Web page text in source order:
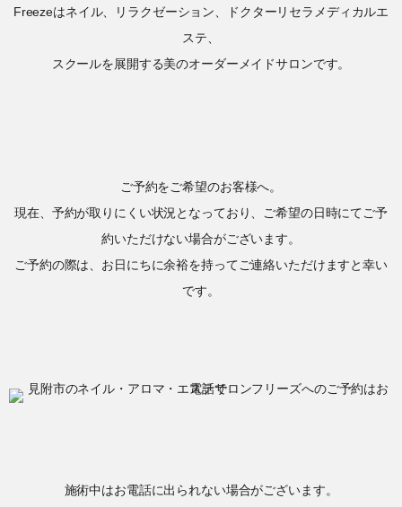
Freezeはネイル、リラクゼーション、ドクターリセラメディカルエ
ステ、
スクールを展開する美のオーダーメイドサロンです。
ご予約をご希望のお客様へ。
現在、予約が取りにくい状況となっており、ご希望の日時にてご予
約いただけない場合がございます。
ご予約の際は、お日にちに余裕を持ってご連絡いただけますと幸い
です。
施術中はお電話に出られない場合がございます。